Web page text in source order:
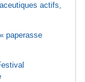
actifs,
paperasse